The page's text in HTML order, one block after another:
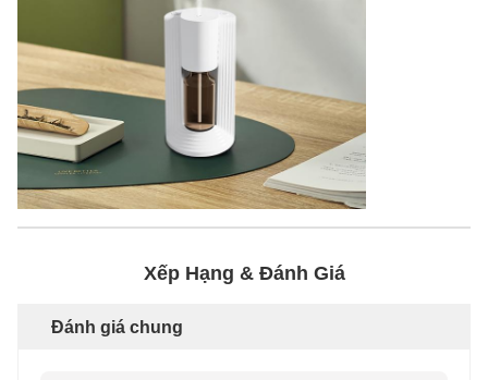
Xếp Hạng & Đánh Giá
Đánh giá chung